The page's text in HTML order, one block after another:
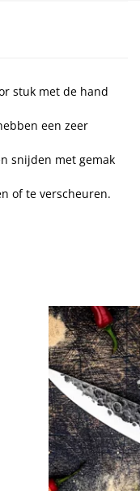
stuk met de hand
een zeer
snijden met gemak
of te verscheuren.